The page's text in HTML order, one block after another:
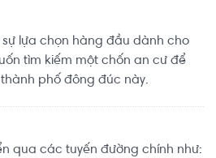
lựa chọn hàng đầu dành cho
tìm kiếm một chốn an cư để
phố đông đúc này.
qua các tuyến đường chính như: